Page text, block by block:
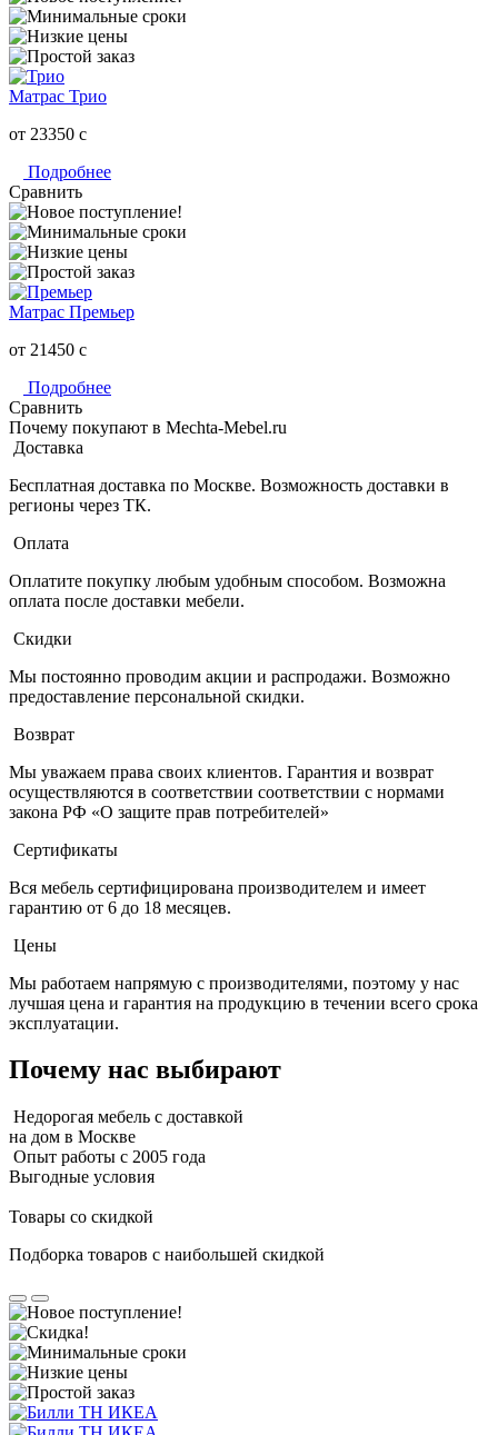
Матрас Трио
от 23350 c
Подробнее
Сравнить
Матрас Премьер
от 21450 c
Подробнее
Сравнить
Почему покупают в Mechta-Mebel.ru
Доставка
Бесплатная доставка по Москве. Возможность доставки в
регионы через ТК.
Оплата
Оплатите покупку любым удобным способом. Возможна
оплата после доставки мебели.
Скидки
Мы постоянно проводим акции и распродажи. Возможно
предоставление персональной скидки.
Возврат
Мы уважаем права своих клиентов. Гарантия и возврат
осуществляются в соответствии соответствии с нормами
закона РФ «О защите прав потребителей»
Сертификаты
Вся мебель сертифицирована производителем и имеет
гарантию от 6 до 18 месяцев.
Цены
Мы работаем напрямую с производителями, поэтому у нас
лучшая цена и гарантия на продукцию в течении всего срока
эксплуатации.
Почему нас выбирают
Недорогая мебель с доставкой
на дом в Москве
Опыт работы с 2005 года
Выгодные условия
Товары со скидкой
Подборка товаров с наибольшей скидкой